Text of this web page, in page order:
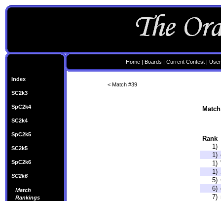
Home| Boards | Current Contest|
Index
SC2k3
SpC2k4
SC2k4
SpC2k5
SC2k5
SpC2k6
SC2k6
Match
Rankings
< Match #39
Rank
1)
1)
1)
1)
5)
6)
7)